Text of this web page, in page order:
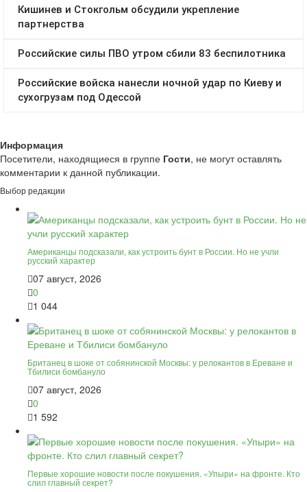
Информация
Посетители, находящиеся в группе Гости, не могут оставлять
комментарии к данной публикации.
Выбор редакции
Американцы подсказали, как устроить бунт в России. Но не учли
русский характер
07 август, 2026
0
1 044
Британец в шоке от собянинской Москвы: у релокантов в Ереване и
Тбилиси бомбануло
07 август, 2026
0
1 592
Первые хорошие новости после покушения. «Упыри» на фронте. Кто
слил главный секрет?